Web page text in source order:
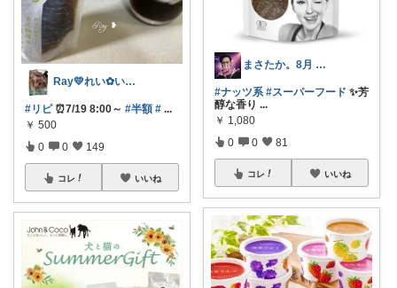
Ray💛れい︎✿いつもありがとう❁¨̮
#リピ⏰7/19 8:00～ #半額 # ...
￥ 500
0 0 149
コレ いいね
まさたか。8月 7日の経由購入感謝🙏
#ナッツ系 #スーパーフード ✨芳
醇な香り ...
￥ 1,080
0 0 81
コレ いいね